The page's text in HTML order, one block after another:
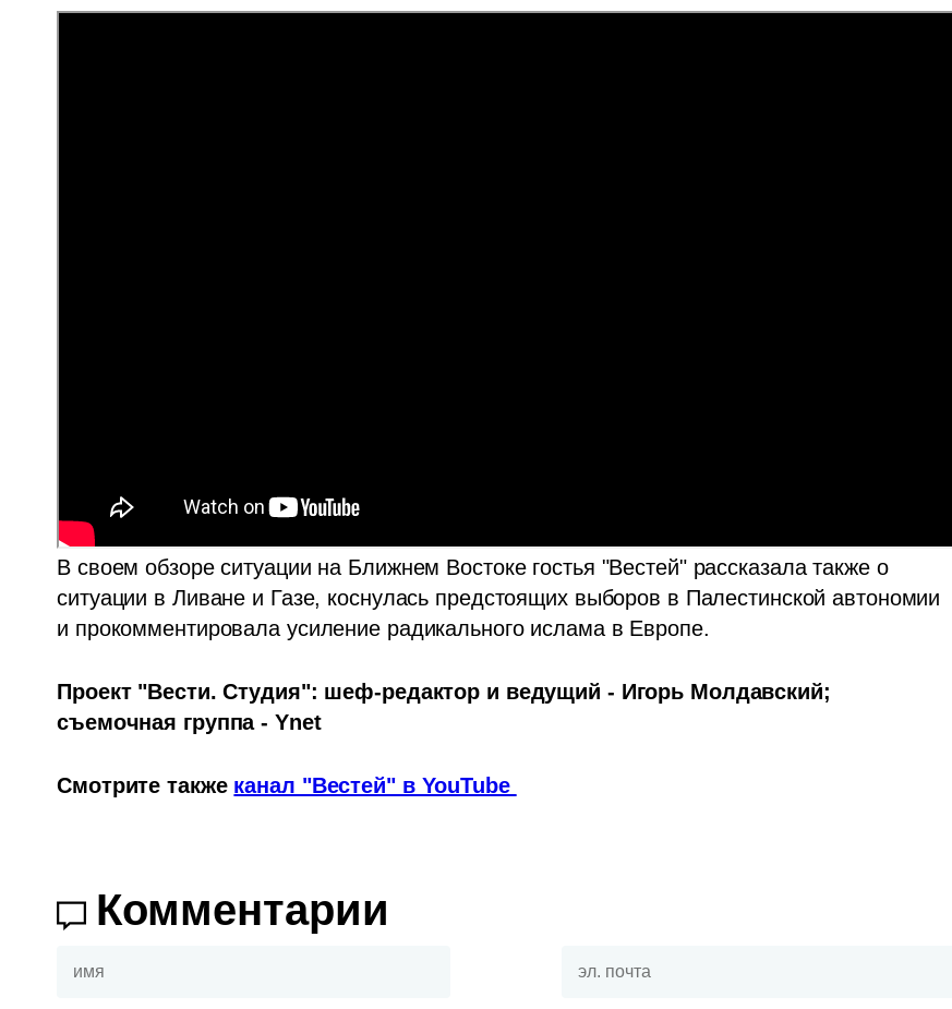
В своем обзоре ситуации на Ближнем Востоке гостья "Вестей" рассказала также о
ситуации в Ливане и Газе, коснулась предстоящих выборов в Палестинской автономии
и прокомментировала усиление радикального ислама в Европе.
Проект "Вести. Студия": шеф-редактор и ведущий - Игорь Молдавский;
съемочная группа - Ynet
Смотрите также канал "Вестей" в YouTube
Комментарии